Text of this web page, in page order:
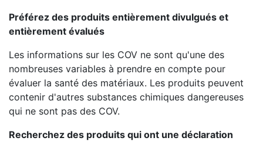
Préférez des produits entièrement divulgués et
entièrement évalués
Les informations sur les COV ne sont qu'une des
nombreuses variables à prendre en compte pour
évaluer la santé des matériaux. Les produits peuvent
contenir d'autres substances chimiques dangereuses
qui ne sont pas des COV.
Recherchez des produits qui ont une déclaration